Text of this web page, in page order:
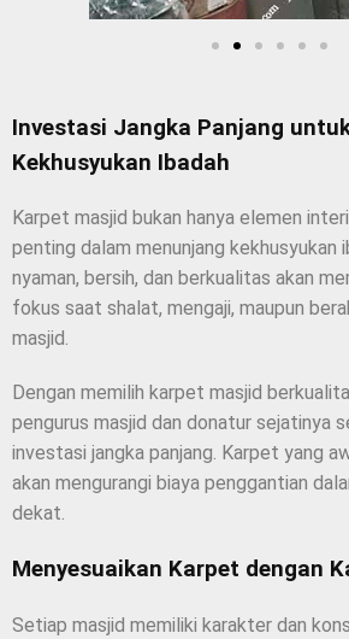
Investasi Jangka Panjang
Kekhusyukan Ibadah
Karpet masjid bukan hanya elemen
penting dalam menunjang kekhusyukan
nyaman, bersih, dan berkualitas akan
fokus saat shalat, mengaji, maupun
masjid.
Dengan memilih karpet masjid
pengurus masjid dan donatur sejatinya
investasi jangka panjang. Karpet yang
akan mengurangi biaya penggantian
dekat.
Menyesuaikan Karpet dengan
Setiap masjid memiliki karakter dan